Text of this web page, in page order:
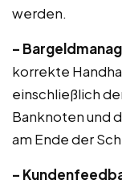
werden.
–
korrekte
einschließlich
Banknoten und
am Ende der
–